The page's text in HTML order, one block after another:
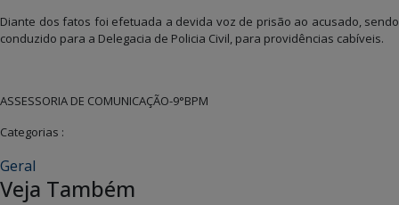
Diante dos fatos foi efetuada a devida voz de prisão ao acusado, sendo
conduzido para a Delegacia de Policia Civil, para providências cabíveis.
ASSESSORIA DE COMUNICAÇÃO-9°BPM
Categorias :
Geral
Veja Também